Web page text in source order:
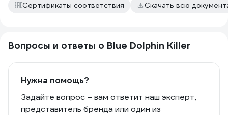
Сертификаты соответствия Скачать всю
Вопросы и ответы о Blue Dolphin Killer
Нужна помощь?
Задайте вопрос – вам ответит наш эксперт,
представитель бренда или один из